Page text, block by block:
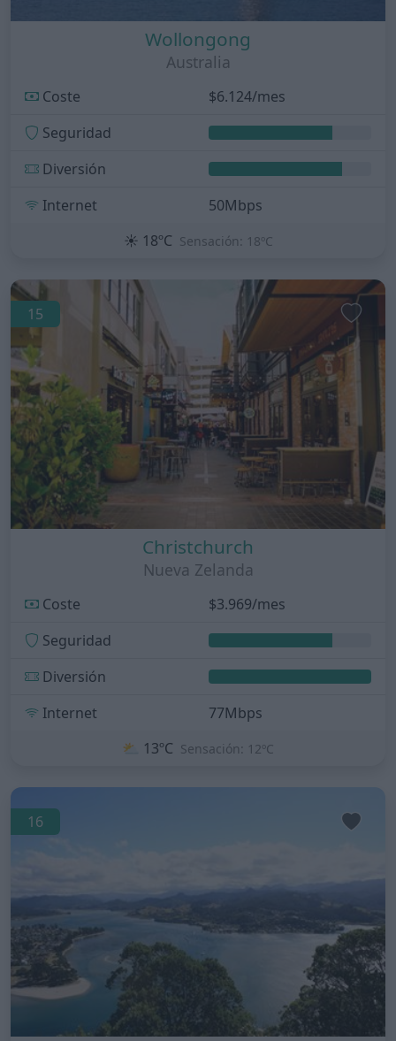
Wollongong
Australia
Coste
$6.124/mes
Seguridad
Diversión
Internet
50Mbps
☀️ 18ºC Sensación: 18ºC
15
Christchurch
Nueva Zelanda
Coste
$3.969/mes
Seguridad
Diversión
Internet
77Mbps
⛅ 13ºC Sensación: 12ºC
16